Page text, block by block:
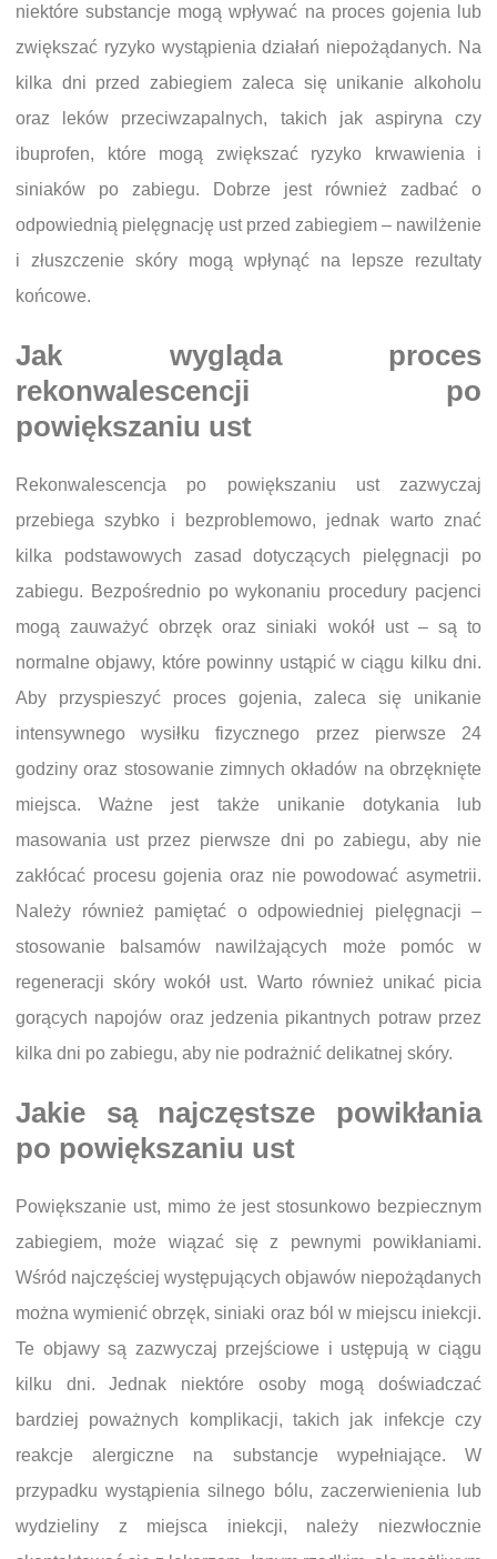
niektóre substancje mogą wpływać na proces gojenia lub
zwiększać ryzyko wystąpienia działań niepożądanych. Na
kilka dni przed zabiegiem zaleca się unikanie alkoholu
oraz leków przeciwzapalnych, takich jak aspiryna czy
ibuprofen, które mogą zwiększać ryzyko krwawienia i
siniaków po zabiegu. Dobrze jest również zadbać o
odpowiednią pielęgnację ust przed zabiegiem – nawilżenie
i złuszczenie skóry mogą wpłynąć na lepsze rezultaty
końcowe.
Jak wygląda proces
rekonwalescencji po
powiększaniu ust
Rekonwalescencja po powiększaniu ust zazwyczaj
przebiega szybko i bezproblemowo, jednak warto znać
kilka podstawowych zasad dotyczących pielęgnacji po
zabiegu. Bezpośrednio po wykonaniu procedury pacjenci
mogą zauważyć obrzęk oraz siniaki wokół ust – są to
normalne objawy, które powinny ustąpić w ciągu kilku dni.
Aby przyspieszyć proces gojenia, zaleca się unikanie
intensywnego wysiłku fizycznego przez pierwsze 24
godziny oraz stosowanie zimnych okładów na obrzęknięte
miejsca. Ważne jest także unikanie dotykania lub
masowania ust przez pierwsze dni po zabiegu, aby nie
zakłócać procesu gojenia oraz nie powodować asymetrii.
Należy również pamiętać o odpowiedniej pielęgnacji –
stosowanie balsamów nawilżających może pomóc w
regeneracji skóry wokół ust. Warto również unikać picia
gorących napojów oraz jedzenia pikantnych potraw przez
kilka dni po zabiegu, aby nie podrażnić delikatnej skóry.
Jakie są najczęstsze powikłania
po powiększaniu ust
Powiększanie ust, mimo że jest stosunkowo bezpiecznym
zabiegiem, może wiązać się z pewnymi powikłaniami.
Wśród najczęściej występujących objawów niepożądanych
można wymienić obrzęk, siniaki oraz ból w miejscu iniekcji.
Te objawy są zazwyczaj przejściowe i ustępują w ciągu
kilku dni. Jednak niektóre osoby mogą doświadczać
bardziej poważnych komplikacji, takich jak infekcje czy
reakcje alergiczne na substancje wypełniające. W
przypadku wystąpienia silnego bólu, zaczerwienienia lub
wydzieliny z miejsca iniekcji, należy niezwłocznie